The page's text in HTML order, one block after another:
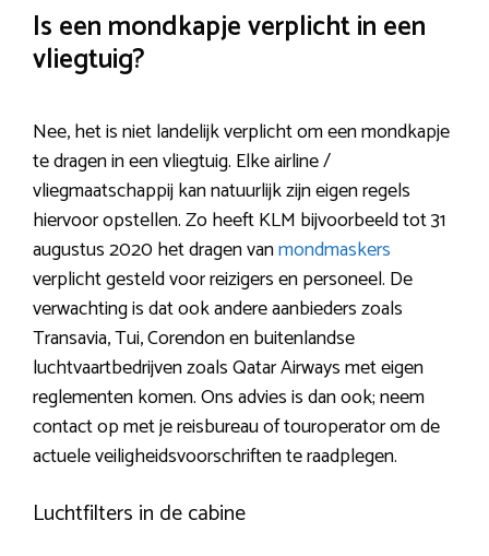
Is een mondkapje verplicht in een
vliegtuig?
Nee, het is niet landelijk verplicht om een mondkapje
te dragen in een vliegtuig. Elke airline /
vliegmaatschappij kan natuurlijk zijn eigen regels
hiervoor opstellen. Zo heeft KLM bijvoorbeeld tot 31
augustus 2020 het dragen vanmondmaskers
verplicht gesteld voor reizigers en personeel. De
verwachting is dat ook andere aanbieders zoals
Transavia, Tui, Corendon en buitenlandse
luchtvaartbedrijven zoals Qatar Airways met eigen
reglementen komen. Ons advies is dan ook; neem
contact op met je reisbureau of touroperator om de
actuele veiligheidsvoorschriften te raadplegen.
Luchtfilters in de cabine